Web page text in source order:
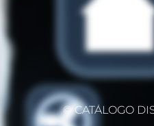
© CATÁLOGO